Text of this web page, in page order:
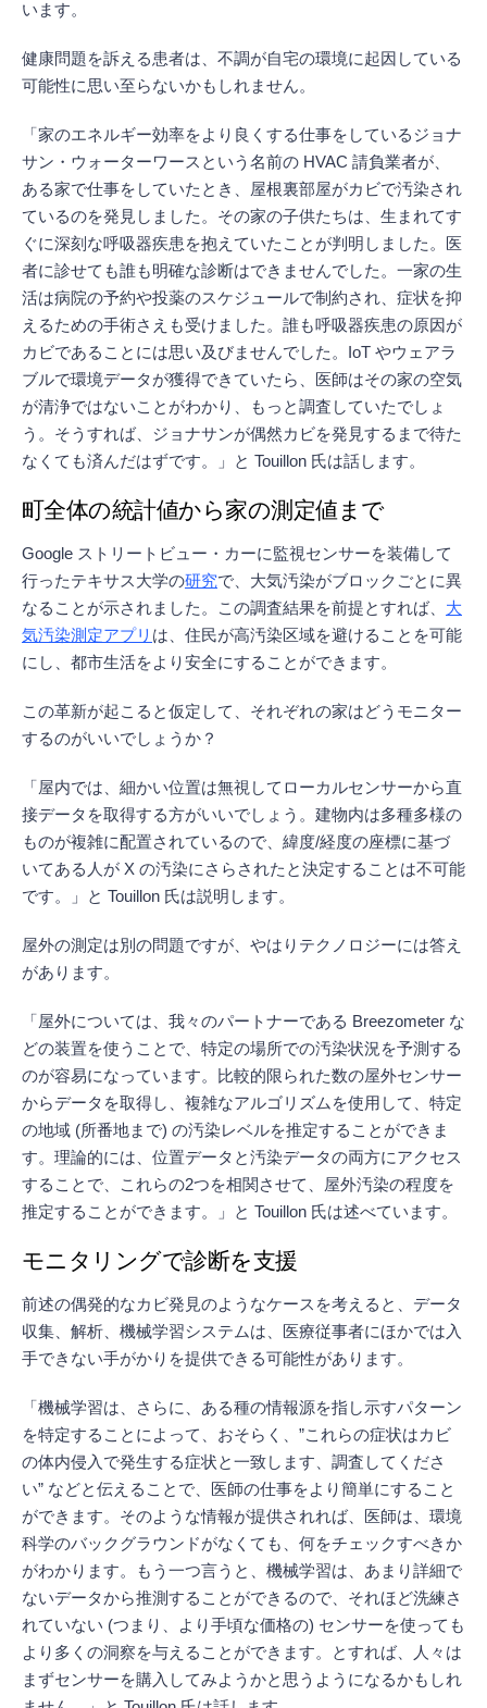
います。
健康問題を訴える患者は、不調が自宅の環境に起因している
可能性に思い至らないかもしれません。
「家のエネルギー効率をより良くする仕事をしているジョナ
サン・ウォーターワースという名前の HVAC 請負業者が、
ある家で仕事をしていたとき、屋根裏部屋がカビで汚染され
ているのを発見しました。その家の子供たちは、生まれてす
ぐに深刻な呼吸器疾患を抱えていたことが判明しました。医
者に診せても誰も明確な診断はできませんでした。一家の生
活は病院の予約や投薬のスケジュールで制約され、症状を抑
えるための手術さえも受けました。誰も呼吸器疾患の原因が
カビであることには思い及びませんでした。IoT やウェアラ
ブルで環境データが獲得できていたら、医師はその家の空気
が清浄ではないことがわかり、もっと調査していたでしょ
う。そうすれば、ジョナサンが偶然カビを発見するまで待た
なくても済んだはずです。」と Touillon 氏は話します。
町全体の統計値から家の測定値まで
Google ストリートビュー・カーに監視センサーを装備して
行ったテキサス大学の研究で、大気汚染がブロックごとに異
なることが示されました。この調査結果を前提とすれば、 大
気汚染測定アプリ は、住民が高汚染区域を避けることを可能
にし、都市生活をより安全にすることができます。
この革新が起こると仮定して、それぞれの家はどうモニター
するのがいいでしょうか？
「屋内では、細かい位置は無視してローカルセンサーから直
接データを取得する方がいいでしょう。建物内は多種多様の
ものが複雑に配置されているので、緯度/経度の座標に基づ
いてある人が X の汚染にさらされたと決定することは不可能
です。」と Touillon 氏は説明します。
屋外の測定は別の問題ですが、やはりテクノロジーには答え
があります。
「屋外については、我々のパートナーである Breezometer な
どの装置を使うことで、特定の場所での汚染状況を予測する
のが容易になっています。比較的限られた数の屋外センサー
からデータを取得し、複雑なアルゴリズムを使用して、特定
の地域 (所番地まで) の汚染レベルを推定することができま
す。理論的には、位置データと汚染データの両方にアクセス
することで、これらの2つを相関させて、屋外汚染の程度を
推定することができます。」と Touillon 氏は述べています。
モニタリングで診断を支援
前述の偶発的なカビ発見のようなケースを考えると、データ
収集、解析、機械学習システムは、医療従事者にほかでは入
手できない手がかりを提供できる可能性があります。
「機械学習は、さらに、ある種の情報源を指し示すパターン
を特定することによって、おそらく、”これらの症状はカビ
の体内侵入で発生する症状と一致します、調査してくださ
い” などと伝えることで、医師の仕事をより簡単にすること
ができます。そのような情報が提供されれば、医師は、環境
科学のバックグラウンドがなくても、何をチェックすべきか
がわかります。もう一つ言うと、機械学習は、あまり詳細で
ないデータから推測することができるので、それほど洗練さ
れていない (つまり、より手頃な価格の) センサーを使っても
より多くの洞察を与えることができます。とすれば、人々は
まずセンサーを購入してみようかと思うようになるかもしれ